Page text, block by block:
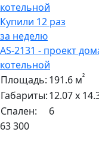
Купили 12 раз
за неделю
AS-2131 - проект
котельной
Площадь: 191.6 м²
Габариты:12.07 х
Спален:
6
63 300